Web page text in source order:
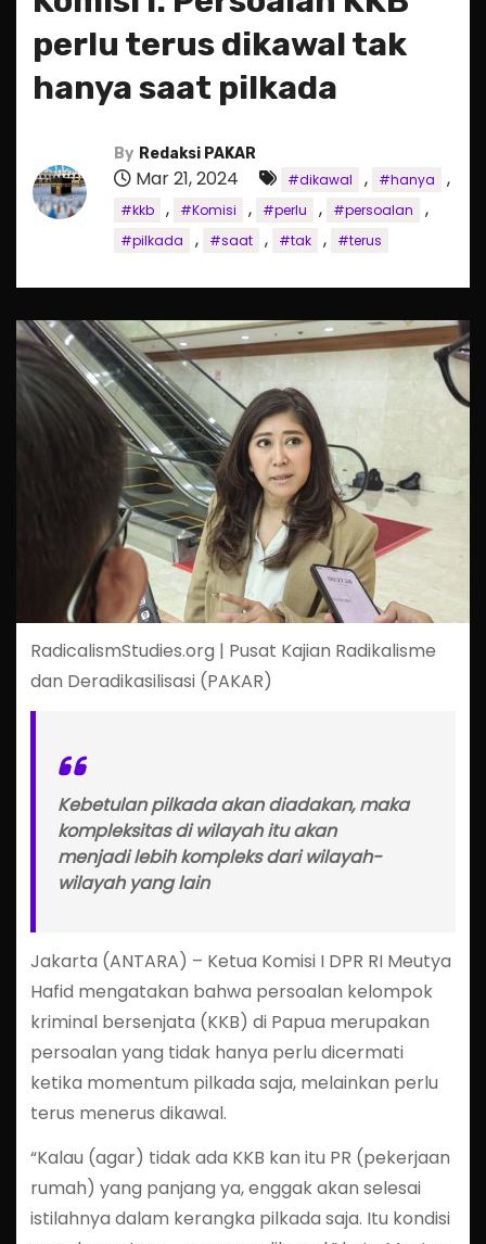
perlu terus dikawal tak
hanya saat pilkada
By Redaksi PAKAR
Mar 21, 2024 #dikawal , #hanya ,
#kkb , #Komisi , #perlu , #persoalan ,
#pilkada , #saat , #tak , #terus
RadicalismStudies.org | Pusat Kajian Radikalisme
dan Deradikasilisasi (PAKAR)
Kebetulan pilkada akan diadakan, maka
kompleksitas di wilayah itu akan
menjadi lebih kompleks dari wilayah-
wilayah yang lain
Jakarta (ANTARA) – Ketua Komisi I DPR RI Meutya
Hafid mengatakan bahwa persoalan kelompok
kriminal bersenjata (KKB) di Papua merupakan
persoalan yang tidak hanya perlu dicermati
ketika momentum pilkada saja, melainkan perlu
terus menerus dikawal.
“Kalau (agar) tidak ada KKB kan itu PR (pekerjaan
rumah) yang panjang ya, enggak akan selesai
istilahnya dalam kerangka pilkada saja. Itu kondisi